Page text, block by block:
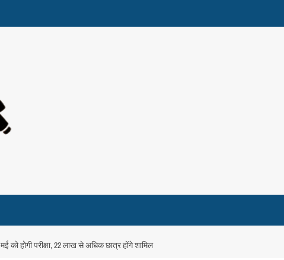
को होगी परीक्षा, 22 लाख से अधिक छात्र होंगे शामिल